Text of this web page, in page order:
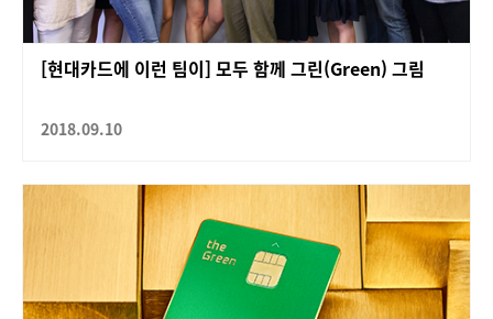
[현대카드에 이런 팀이] 모두 함께 그린(Green) 그림
2018.09.10